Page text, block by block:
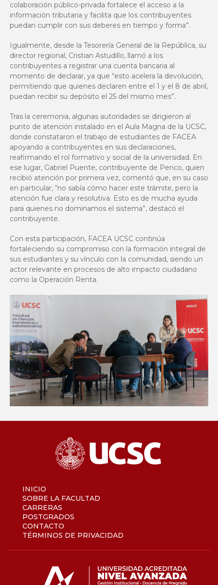
colaboración público-privada fortalece el acceso a la
información tributaria y facilita que los contribuyentes
puedan cumplir con sus deberes en tiempo y forma”.
Igualmente, desde la Tesorería General de la República, su
director regional, Cristian Astudillo, llamó a los
contribuyentes a registrar una cuenta bancaria al
momento de declarar, ya que “esto acelera la devolución,
permitiendo que quienes declaren entre el 1 y el 8 de abril,
puedan recibir su depósito el 25 del mismo mes”.
Tras la ceremonia, algunas autoridades se dirigieron al
punto de atención instalado en el Aula Magna de la UCSC,
donde constataron el trabajo de estudiantes de FACEA
apoyando a contribuyentes en sus declaraciones,
reafirmando el rol formativo y social de la universidad. En
ese lugar, Gabriel Puente, contribuyente de Penco, quien
recibió atención por primera vez, comentó que, en su caso
en particular, “no sabía cómo hacer este trámite, pero la
atención fue clara y resolutiva. Esto es de mucha ayuda
para quienes no dominamos el sistema”, destacó el
contribuyente.
Con esta participación, FACEA UCSC continúa
fortaleciendo su compromiso con la formación integral de
sus estudiantes y su vínculo con la comunidad, siendo un
actor relevante en procesos de alto impacto ciudadano
como la Operación Renta.
INICIO
SOBRE LA FACULTAD
CARRERAS
POSTGRADOS
CONTACTO
TÉRMINOS DE PRIVACIDAD